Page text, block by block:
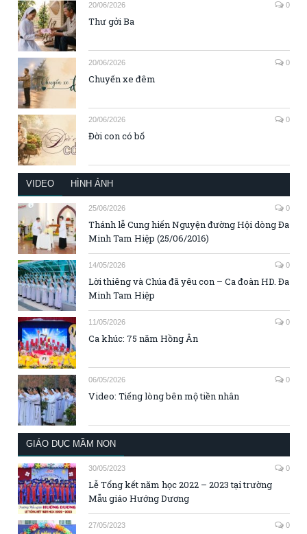
20/06/2026 0
Thư gởi Ba
20/06/2026 0
Chuyến xe đêm
20/06/2026 0
Đời con có bố
VIDEO HÌNH ẢNH
25/06/2026 0
Thánh lễ Cung hiến Nguyện đường Hội dòng Đa
Minh Tam Hiệp (25/06/2016)
14/05/2026 0
Lời thiêng và Chúa đã yêu con – Ca đoàn HD. Đa
Minh Tam Hiệp
11/05/2026 0
Ca khúc: 75 năm Hồng Ân
06/05/2026 0
Video: Tiếng lòng bên mộ tiền nhân
GIÁO DỤC MẦM NON
30/05/2023 0
Lễ Tổng kết năm học 2022 – 2023 tại trường
Mẫu giáo Hướng Dương
27/05/2023 0